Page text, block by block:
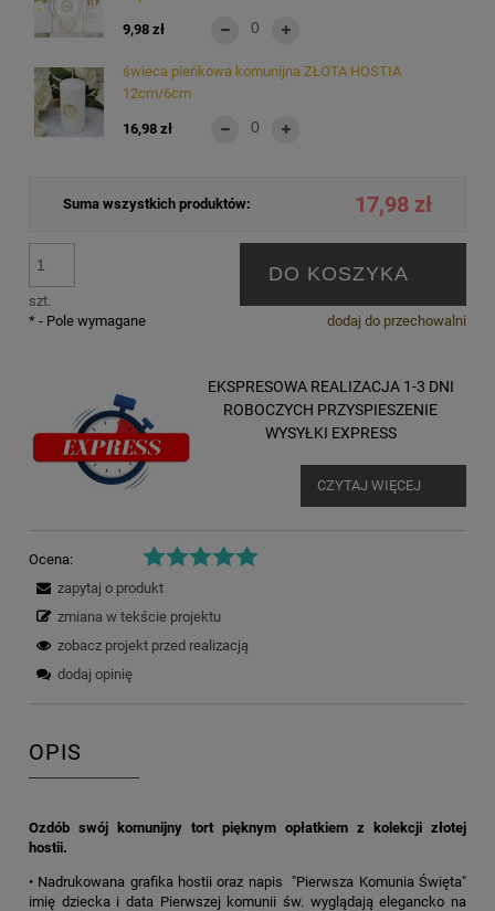
świeca pieńkowa komunijna ZŁOTA HOSTIA
12cm/6cm
16,98 zł
9,98 zł
Suma wszystkich produktów: 17,98 zł
szt.
DO KOSZYKA
dodaj do przechowalni
* - Pole wymagane
EKSPRESOWA REALIZACJA 1-3 DNI
ROBOCZYCH PRZYSPIESZENIE
WYSYŁKI EXPRESS
CZYTAJ WIĘCEJ
Ocena:
zapytaj o produkt
zmiana w tekście projektu
zobacz projekt przed realizacją
dodaj opinię
OPIS
Ozdób swój komunijny tort pięknym opłatkiem z kolekcji złotej
hostii.
• Nadrukowana grafika hostii oraz napis
"Pierwsza Komunia Święta"
imię dziecka i data Pierwszej komunii św. wyglądają elegancko na